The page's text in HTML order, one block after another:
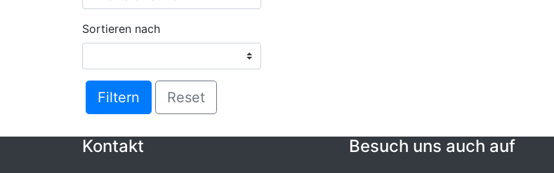
Sortieren nach
Filtern Reset
Kontakt Besuch uns auch auf